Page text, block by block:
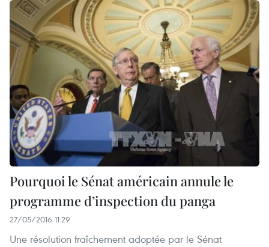
Pourquoi le Sénat américain annule le
programme d’inspection du panga
27/05/2016 11:29
Une résolution fraîchement adoptée par le Sénat